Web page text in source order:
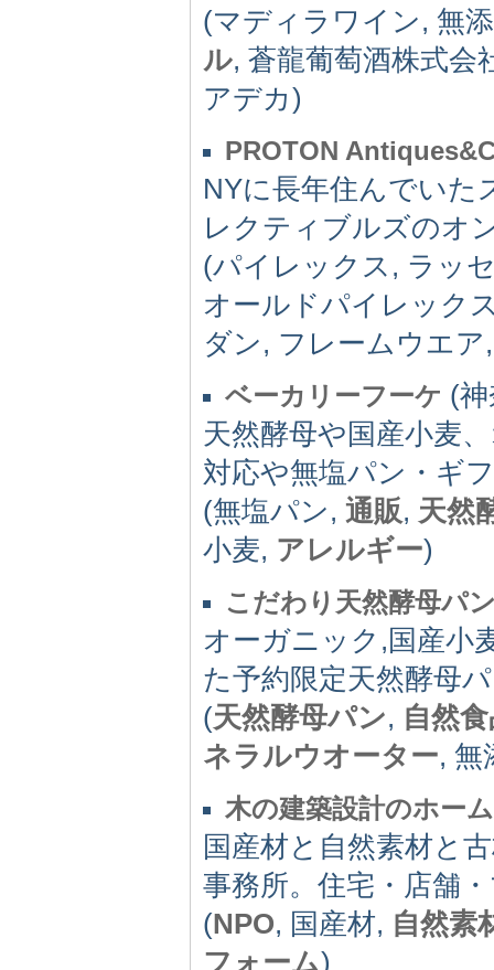
(マディラワイン, 無
ル, 蒼龍葡萄酒株式
アデカ)
PROTON
NYに長年住んでいた
レクティブルズのオ
(パイレックス, ラッ
オールドパイレック
ダン, フレームウエ
ベーカリーフーケ (
天然酵母や国産小麦
対応や無塩パン・ギ
(無塩パン, 通販, 天然
小麦, アレルギー)
こだわり天然酵母パ
オーガニック,国産小
た予約限定天然酵母
(天然酵母パン, 自然
ネラルウオーター, 無
木の建築設計のホー
国産材と自然素材と
事務所。住宅・店舗
(NPO, 国産材, 自然素
フォーム)